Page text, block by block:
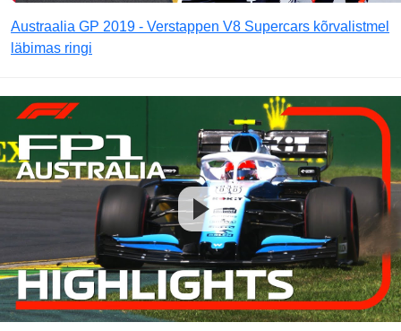
Austraalia GP 2019 - Verstappen V8 Supercars kõrvalistmel
läbimas ringi